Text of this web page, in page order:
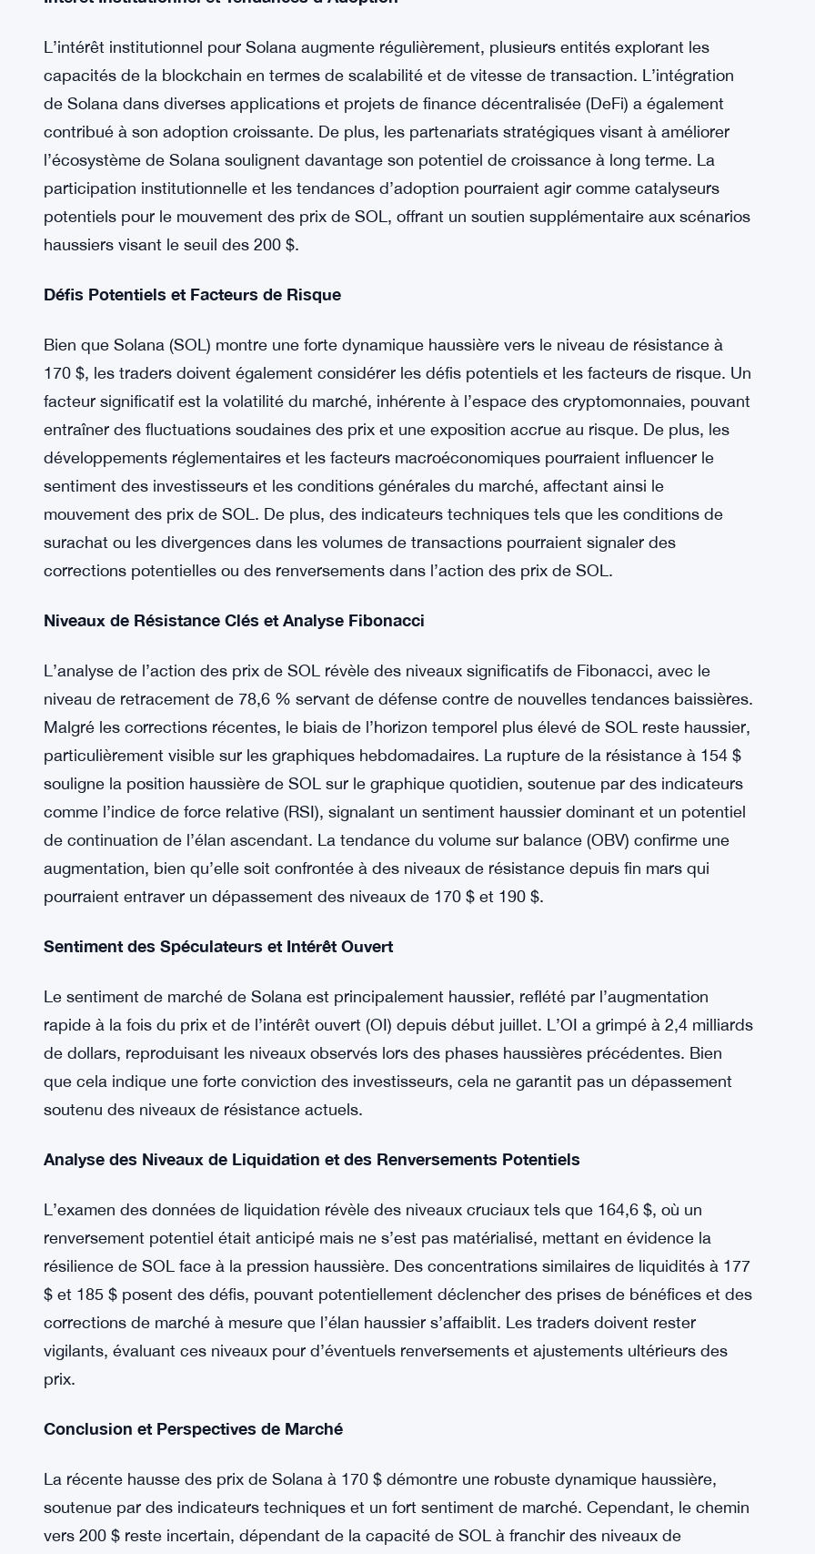
Intérêt Institutionnel et Tendances d’Adoption
L’intérêt institutionnel pour Solana augmente régulièrement, plusieurs entités explorant les
de Solana dans diverses applications et projets de finance décentralisée (DeFi) a également
l’écosystème de Solana soulignent davantage son potentiel de croissance à long terme. La
participation institutionnelle et les tendances d’adoption pourraient agir comme catalyseurs
potentiels pour le mouvement des prix de SOL, offrant un soutien supplémentaire aux scénarios
haussiers visant le seuil des 200 $.
Défis Potentiels et Facteurs de Risque
Bien que Solana (SOL) montre une forte dynamique haussière vers le niveau de résistance à
170 $, les traders doivent également considérer les défis potentiels et les facteurs de risque. Un
entraîner des fluctuations soudaines des prix et une exposition accrue au risque. De plus, les
sentiment des investisseurs et les conditions générales du marché, affectant ainsi le
mouvement des prix de SOL. De plus, des indicateurs techniques tels que les conditions de
surachat ou les divergences dans les volumes de transactions pourraient signaler des
corrections potentielles ou des renversements dans l’action des prix de SOL.
Niveaux de Résistance Clés et Analyse Fibonacci
L’analyse de l’action des prix de SOL révèle des niveaux significatifs de Fibonacci, avec le
niveau de retracement de 78,6 % servant de défense contre de nouvelles tendances baissières.
particulièrement visible sur les graphiques hebdomadaires. La rupture de la résistance à 154 $
comme l’indice de force relative (RSI), signalant un sentiment haussier dominant et un potentiel
de continuation de l’élan ascendant. La tendance du volume sur balance (OBV) confirme une
augmentation, bien qu’elle soit confrontée à des niveaux de résistance depuis fin mars qui
pourraient entraver un dépassement des niveaux de 170 $ et 190 $.
rapide à la fois du prix et de l’intérêt ouvert (OI) depuis début juillet. L’OI a grimpé à 2,4 milliards
de dollars, reproduisant les niveaux observés lors des phases haussières précédentes. Bien
que cela indique une forte conviction des investisseurs, cela ne garantit pas un dépassement
soutenu des niveaux de résistance actuels.
Analyse des Niveaux de Liquidation et des Renversements Potentiels
renversement potentiel était anticipé mais ne s’est pas matérialisé, mettant en évidence la
$ et 185 $ posent des défis, pouvant potentiellement déclencher des prises de bénéfices et des
corrections de marché à mesure que l’élan haussier s’affaiblit. Les traders doivent rester
vigilants, évaluant ces niveaux pour d’éventuels renversements et ajustements ultérieurs des